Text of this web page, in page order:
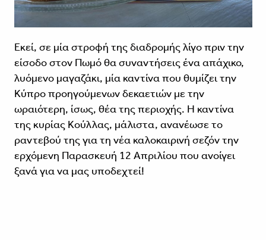
Εκεί, σε μία στροφή της διαδρομής λίγο πριν την
είσοδο στον Πωμό θα συναντήσεις ένα απάχικο,
λυόμενο μαγαζάκι, μία καντίνα που θυμίζει την
Κύπρο προηγούμενων δεκαετιών με την
ωραιότερη, ίσως, θέα της περιοχής. Η καντίνα
της κυρίας Κούλλας, μάλιστα, ανανέωσε το
ραντεβού της για τη νέα καλοκαιρινή σεζόν την
ερχόμενη Παρασκευή 12 Απριλίου που ανοίγει
ξανά για να μας υποδεχτεί!